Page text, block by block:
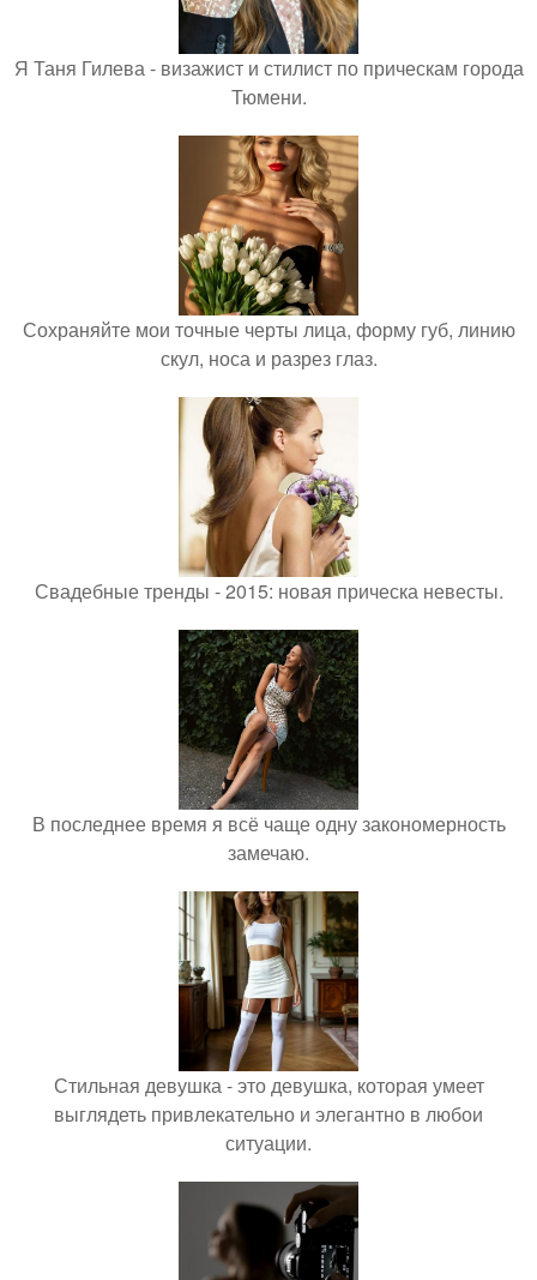
Я Таня Гилева - визажист и стилист по прическам города
Тюмени.
Сохраняйте мои точные черты лица, форму губ, линию
скул, носа и разрез глаз.
Свадебные тренды - 2015: новая прическа невесты.
В последнее время я всё чаще одну закономерность
замечаю.
Стильная девушка - это девушка, которая умеет
выглядеть привлекательно и элегантно в любои
ситуации.